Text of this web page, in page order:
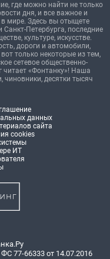
где можно найти не только
дня, и все важное и
в мире. Здесь вы отыщете
Петербурга, последние
культуре, искусстве.
дороги и автомобили,
только некоторые из тем,
сетевое общественно-
читает «Фонтанку»! Наша
чиновники, десятки тысяч
данных
сайта
cookies
ИТ
77-66333 от 14.07.2016